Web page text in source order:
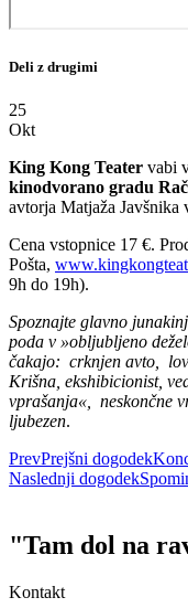
Deli z drugimi
25
Okt
King Kong Teater vabi
kinodvorano gradu
avtorja Matjaža
Cena vstopnice 17 €.
Pošta,
9h do 19h).
Spoznajte glavno
poda v »obljubljeno
čakajo: crknjen avto,
Krišna, ekshibicionist,
vprašanja«, neskončne
ljubezen.
PrevPrejšni dogodek
Naslednji dogodek
"Tam dol na
Kontakt